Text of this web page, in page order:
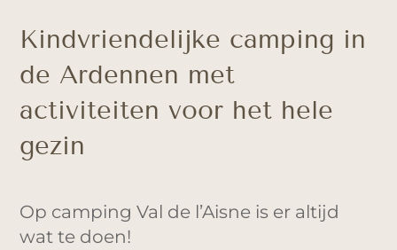
Kindvriendelijke camping in
de Ardennen met
activiteiten voor het hele
gezin
Op camping Val de l’Aisne is er altijd
wat te doen!